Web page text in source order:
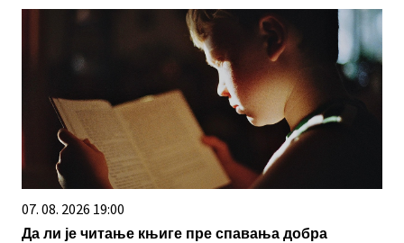
07. 08. 2026 19:00
Да ли је читање књиге пре спавања добра